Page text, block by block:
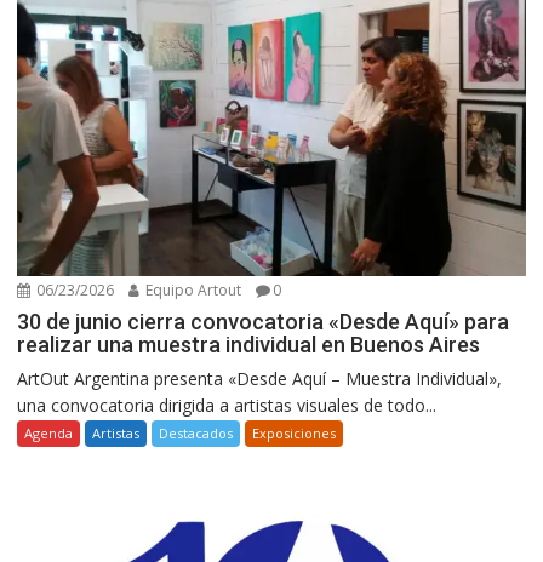
06/23/2026 Equipo Artout 0
30 de junio cierra convocatoria «Desde Aquí» para
realizar una muestra individual en Buenos Aires
ArtOut Argentina presenta «Desde Aquí – Muestra Individual»,
una convocatoria dirigida a artistas visuales de todo...
Agenda Artistas Destacados Exposiciones